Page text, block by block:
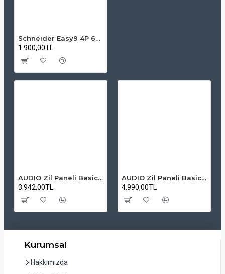
Schneider Easy9 4P 63A 300mA RCCB Kaçak Akım Rölesi (AC Tipi)
1.900,00TL
AUDIO Zil Paneli Basic Hpli Çift Buton 14'lü Sesli Apartman Diafon Kapı Paneli
3.942,00TL
AUDIO Zil Paneli Basic Hpli Çift Buton 20'li Sesli Apartman Diafon Kapı Paneli
4.990,00TL
Kurumsal
Hakkımızda